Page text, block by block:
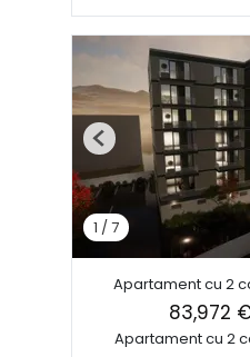
1 /7
Previous
Apartament cu 2
83,972
Apartament cu 2